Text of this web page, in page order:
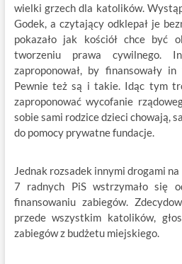
wielki grzech dla katolików.
Godek, a czytający odklepał je
pokazało jak kościół chce być
tworzeniu prawa cywilnego.
zaproponował, by finansowały
Pewnie też są i takie. Idąc tym
zaproponować wycofanie
sobie sami rodzice dzieci chowają,
do pomocy prywatne fundacje.
Jednak rozsadek innymi drogami na
7 radnych PiS wstrzymało się
finansowaniu zabiegów.
przede wszystkim katolików,
zabiegów z budżetu miejskiego.